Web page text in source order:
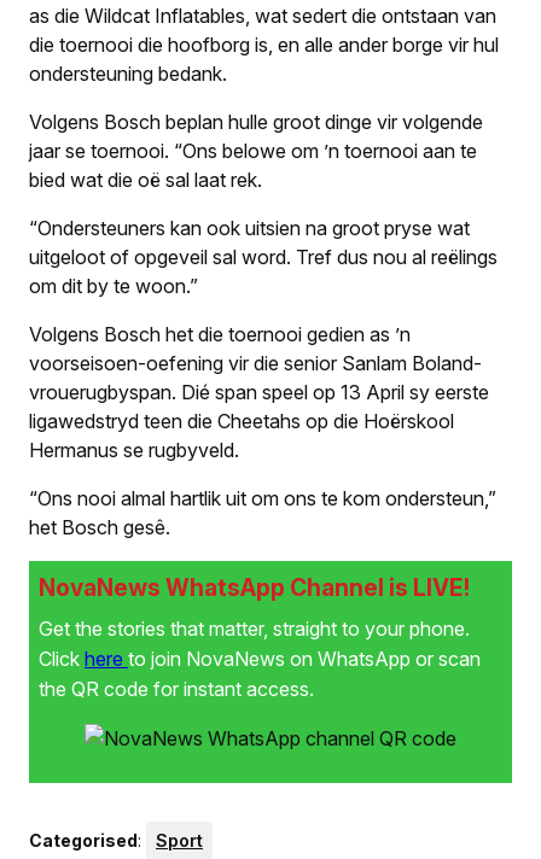
as die Wildcat Inflatables, wat sedert die ontstaan van
die toernooi die hoofborg is, en alle ander borge vir hul
ondersteuning bedank.
Volgens Bosch beplan hulle groot dinge vir volgende
jaar se toernooi. “Ons belowe om ’n toernooi aan te
bied wat die oë sal laat rek.
“Ondersteuners kan ook uitsien na groot pryse wat
uitgeloot of opgeveil sal word. Tref dus nou al reëlings
om dit by te woon.”
Volgens Bosch het die toernooi gedien as ’n
voorseisoen-oefening vir die senior Sanlam Boland-
vrouerugbyspan. Dié span speel op 13 April sy eerste
ligawedstryd teen die Cheetahs op die Hoërskool
Hermanus se rugbyveld.
“Ons nooi almal hartlik uit om ons te kom ondersteun,”
het Bosch gesê.
NovaNews WhatsApp Channel is LIVE!
Get the stories that matter, straight to your phone.
Click here to join NovaNews on WhatsApp or scan
the QR code for instant access.
Categorised: Sport